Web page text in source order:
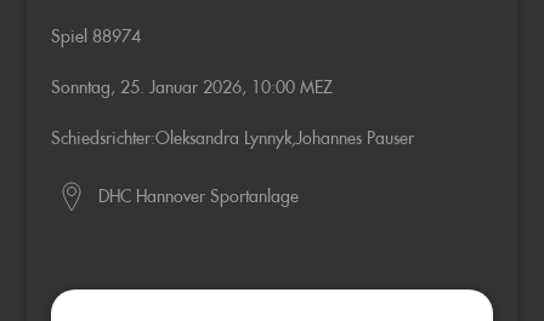
Spiel 88974
Sonntag, 25. Januar 2026, 10:00 MEZ
Schiedsrichter:Oleksandra Lynnyk,Johannes Pauser
DHC Hannover Sportanlage